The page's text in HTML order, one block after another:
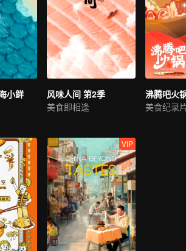
小鲜
风味人间 第2季
美食即相逢
沸腾吧火
美食纪录
VIP